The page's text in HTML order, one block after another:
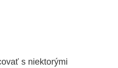
s niektorými